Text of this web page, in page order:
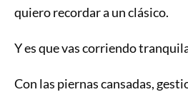
sabes!
quiero recordar a un clásico.
Y es que vas corriendo
Con las piernas cansadas,